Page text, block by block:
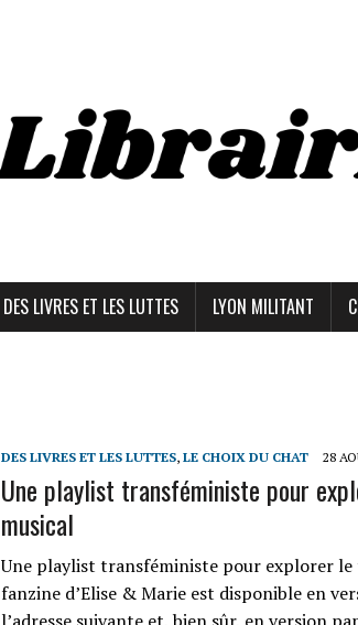
DES LIVRES ET LES LUTTES LYON MILITANT
DES LIVRES ET LES LUTTES, LE CHOIX DU CHAT 28
Une playlist transféministe pour
musical
Une playlist transféministe pour explorer
fanzine d’Elise & Marie est disponible en